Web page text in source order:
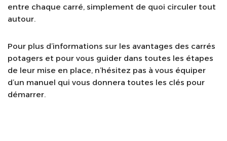
entre chaque carré, simplement de quoi circuler tout
autour.
Pour plus d’informations sur les avantages des carrés
potagers et pour vous guider dans toutes les étapes
de leur mise en place, n’hésitez pas à vous équiper
d’un manuel qui vous donnera toutes les clés pour
démarrer.